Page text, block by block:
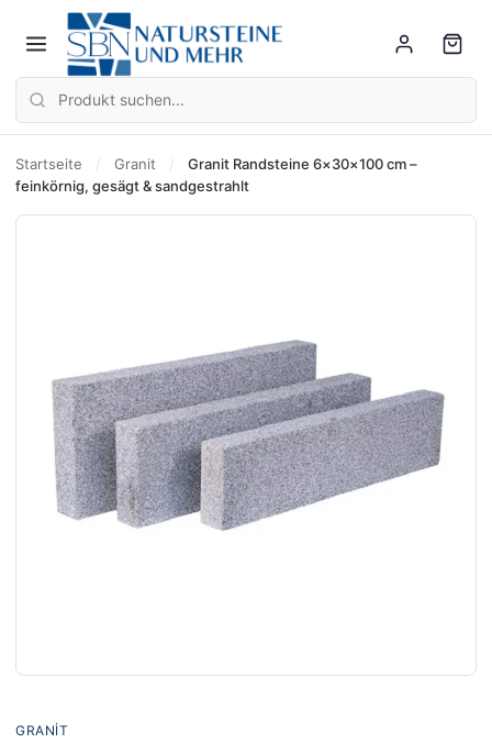
Startseite / Granit /
Granit Randsteine 6×30×100 cm –
feinkörnig, gesägt & sandgestrahlt
GRANIT